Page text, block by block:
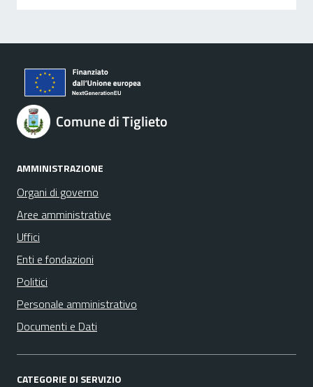
Comune di Tiglieto
AMMINISTRAZIONE
Organi di governo
Aree amministrative
Uffici
Enti e fondazioni
Politici
Personale amministrativo
Documenti e Dati
CATEGORIE DI SERVIZIO